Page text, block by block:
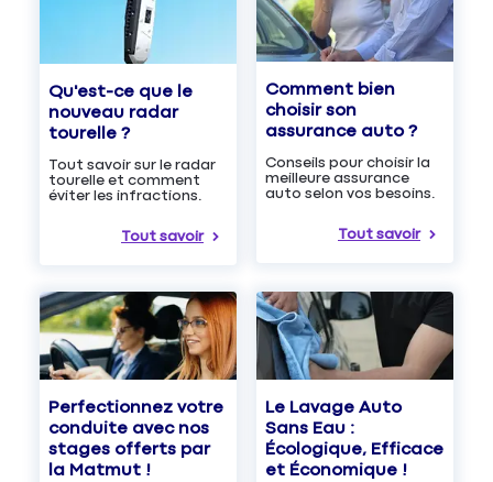
Qu'est-ce que le
nouveau radar
tourelle ?
Tout savoir sur le radar
tourelle et comment
éviter les infractions.
Tout savoir
Comment bien
choisir son
assurance auto ?
Conseils pour choisir la
meilleure assurance
auto selon vos besoins.
Tout savoir
Perfectionnez votre
conduite avec nos
stages offerts par
la Matmut !
Le Lavage Auto
Sans Eau :
Écologique, Efficace
et Économique !